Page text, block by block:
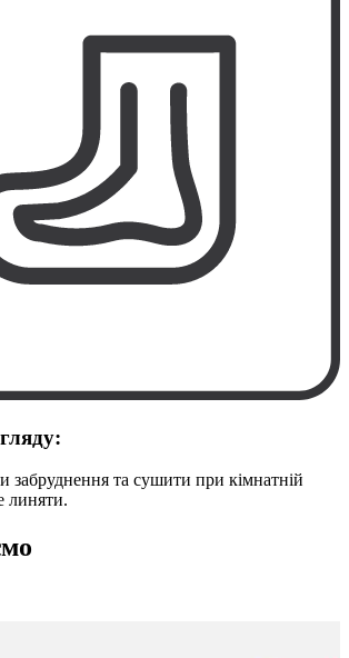
забруднення та сушити при кімнатній
линяти.